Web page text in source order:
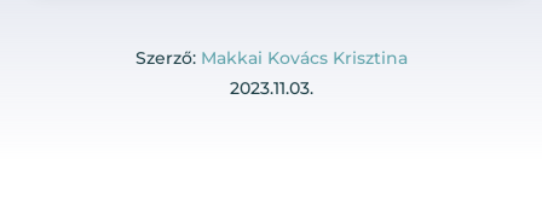
Szerző: Makkai Kovács Krisztina
2023.11.03.